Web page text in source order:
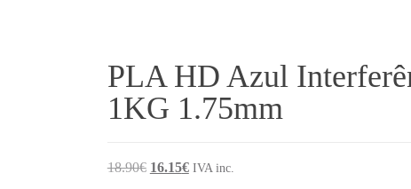
PLA HD Azul
1KG 1.75mm
18.90€ O preço original era: 18.90€.
16.15€O preço atual é: 16.15€.
IVA inc.